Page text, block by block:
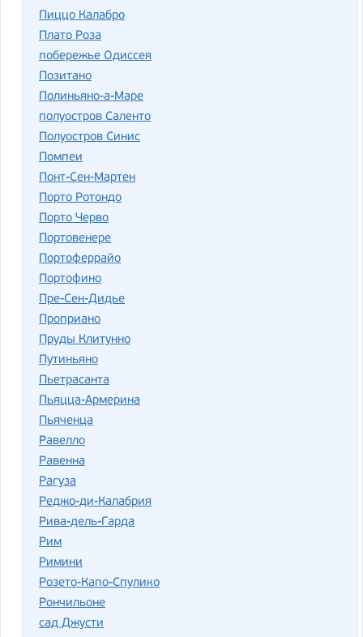
Пиццо Калабро
Плато Роза
побережье Одиссея
Позитано
Полиньяно-а-Маре
полуостров Саленто
Полуостров Синис
Помпеи
Понт-Сен-Мартен
Порто Ротондо
Порто Черво
Портовенере
Портоферрайо
Портофино
Пре-Сен-Дидье
Проприано
Пруды Клитунно
Путиньяно
Пьетрасанта
Пьяцца-Армерина
Пьяченца
Равелло
Равенна
Рагуза
Реджо-ди-Калабрия
Рива-дель-Гарда
Рим
Римини
Розето-Капо-Спулико
Рончильоне
сад Джусти